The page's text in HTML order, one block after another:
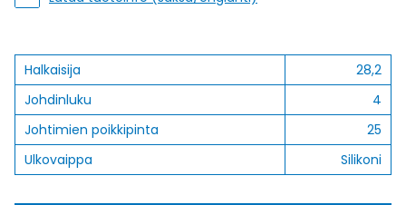
Halkaisija
28,2
Johdinluku
4
Johtimien poikkipinta
25
Ulkovaippa
Silikoni